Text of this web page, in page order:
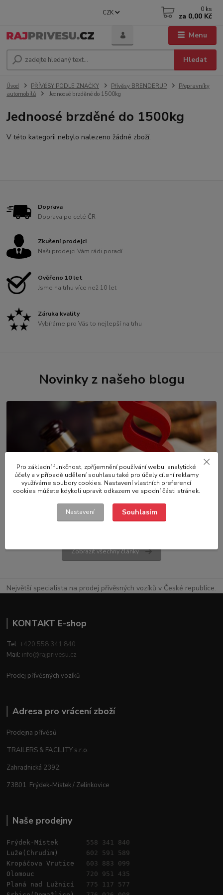
Menu
CZK
Hledat
0 ks
za 0,00 Kč
Úvod PŘÍVĚSY PODLE ZNAČKY Přívěsy BRENDERUP
Přepravníky
automobilů
Jednoosé brzděné do 1500kg
Jednoosé brzděné do 1500kg
V této kategorii nebylo nalezeno žádné zboží.
Doprava
Doprava po celé ČR
Zkušení prodejci
Naši prodejci Vám rádi poradí
Ověřeno 10 let
Jsme na trhu více než 10 let
Záruka kvality
Vybíráme pro Vás to nejlepší na trhu
Novinky z našeho blogu
13.03 2026 Předpisy
Jaký řidičský průkaz je potřeba pro přívěsný vozík
Zobrazit všechny články
Největší specialista na prodej přívěsných vozíků v České republice.
KONTAKT E-shop
Tel: +420 558 341 840
Mail: info@rajprivesu.cz
Prodej přívěsných vozíků
Adresa pro vrácení zboží
Prodejna přívěsů
TRAILERS & FACILITY s.r.o.
Zahradnická 2392,
73801 Frýdek-Místek / Zelinkovice
Naše prodejny
Frýdek-Místek 558 341 840
Luže(Chrudim) 602 591 589
Kropáčova Vrutice 603 883 099
Olomouc 720 951 435
Planá nad Lužnicí 775 117 577
Pro základní funkčnost, zpříjemnění používání webu, analytické
účely a v případě udělení souhlasu také pro účely cílení reklamy
využíváme soubory cookies. Nastavení vlastních preferencí
cookies můžete kdykoli upravit odkazem ve spodní části stránek.
Nastavení Souhlasím